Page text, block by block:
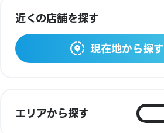
近くの店舗を探す
現在地から探す
エリアから探す